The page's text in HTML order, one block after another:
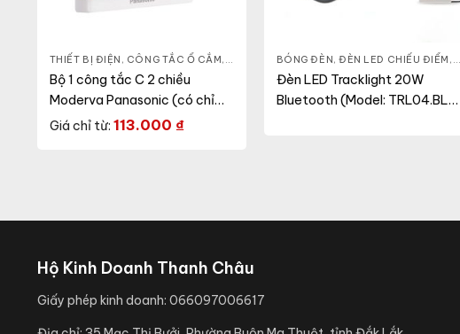
THIẾT BỊ ĐIỆN , CÔNG TẮC Ổ CẮM, DÒNG MODERVA
Bộ 1 công tắc C 2 chiều
Moderva Panasonic (có chỉ
báo)
Giá chỉ từ: 113.000 ₫
BÓNG ĐÈN,ĐÈN LED CHIẾU ĐIỂM ,
Đèn LED Tracklight 20W
Bluetooth (Model: TRL04.BLE
Hộ Kinh Doanh Thanh Châu
Giấy phép kinh doanh: 066097006617